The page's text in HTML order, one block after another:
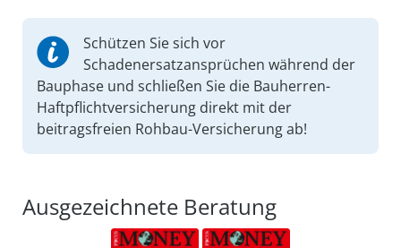
Schützen Sie sich vor
Schadenersatzansprüchen während der
Bauphase und schließen Sie die Bauherren-
Haftpflicht­versicherung direkt mit der
beitragsfreien Rohbau-Versicherung ab!
Ausgezeichnete Beratung